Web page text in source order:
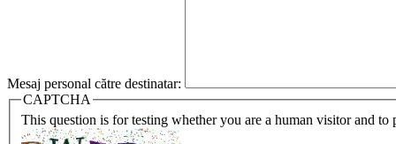
Mesaj personal către destinatar:
CAPTCHA
This question is for testing whether you are a human visitor and to